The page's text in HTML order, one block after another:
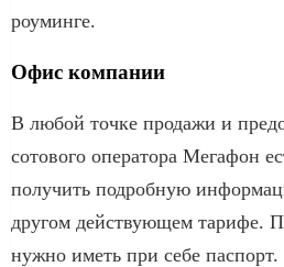
роуминге.
Офис компании
В любой точке продажи и
сотового оператора Мегафон
получить подробную
другом действующем тарифе.
нужно иметь при себе паспорт.